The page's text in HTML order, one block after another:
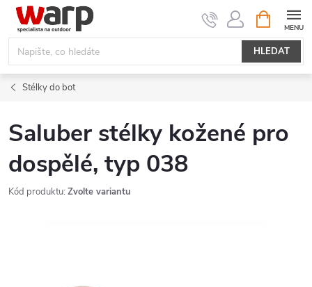
Přejít
obsah
HLEDAT
NÁKUPNÍ
KOŠÍK
Stélky do bot
Saluber stélky kožené pro
dospělé, typ 038
Kód produktu: Zvolte variantu